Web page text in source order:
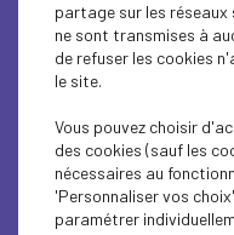
Dialogue
partage sur les
ne sont transmises à
de refuser les cookies
le site.
Vous pouvez choisir
des cookies (sauf les
nécessaires au
'Personnaliser vos
paramétrer